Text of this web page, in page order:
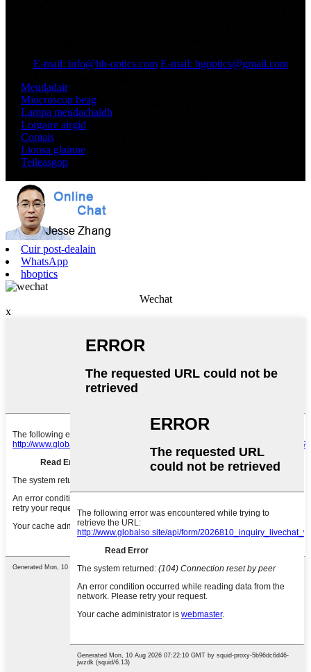
E-mail: info@hb-optics.com E-mail: hgoptics@gmail.com
Meudadair
Miocroscop beag
Lampa meudachaidh
Lorgaire airgid
Comais
Lionsa glainne
Teileasgop
Cuir post-dealain
WhatsApp
hboptics
Wechat
x